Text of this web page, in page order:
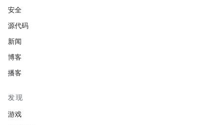
安全
源代码
新闻
博客
播客
发现
游戏